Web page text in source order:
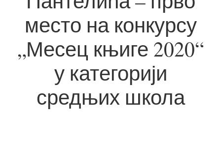
место на конкурсу
„Месец књиге 2020“
у категорији
средњих школа